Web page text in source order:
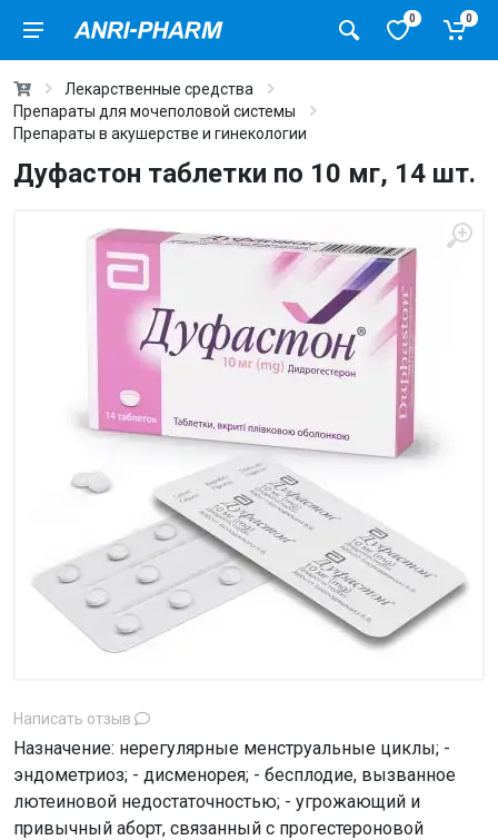
0 0
Лекарственные средства
Препараты для мочеполовой системы
Препараты в акушерстве и гинекологии
Дуфастон таблетки по 10 мг, 14 шт.
Написать отзыв
Назначение: нерегулярные менструальные циклы; -
эндометриоз; - дисменорея; - бесплодие, вызванное
лютеиновой недостаточностью; - угрожающий и
привычный аборт, связанный с прогестероновой